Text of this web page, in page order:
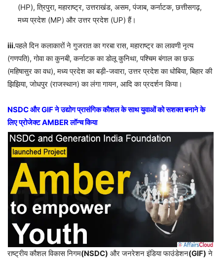
(HP), त्रिपुरा, महाराष्ट्र, उत्तराखंड, असम, पंजाब, कर्नाटक, छत्तीसगढ़,
मध्य प्रदेश (MP) और उत्तर प्रदेश (UP) हैं।
iii.पहले दिन कलाकारों ने गुजरात का गरबा रास, महाराष्ट्र का लावणी नृत्य
(गणपति), गोवा का कुनबी, कर्नाटक का डोलू कुनिथा, पश्चिम बंगाल का छऊ
(महिषासुर का वध), मध्य प्रदेश का बड़ी-जवारा, उत्तर प्रदेश का धोबिया, बिहार की
झिझिया, जोधपुर (राजस्थान) का लंगा गायन, आदि का प्रदर्शन किया।
NSDC और GIF ने उद्योग प्रासंगिक कौशल के साथ युवाओं को सशक्त बनाने के
लिए प्रोजेक्ट AMBER लॉन्च किया
राष्ट्रीय कौशल विकास निगम(NSDC) और जनरेशन इंडिया फाउंडेशन(GIF) ने